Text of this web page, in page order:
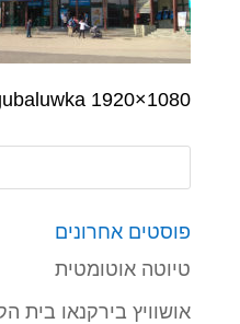
1920×1080
פוסטים אחרונים
טיוטה אוטומטית
אושוויץ בירקנאו בית